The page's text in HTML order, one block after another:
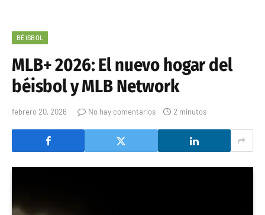
BÉISBOL
MLB+ 2026: El nuevo hogar del
béisbol y MLB Network
febrero 20, 2026 No hay comentarios 2 minutos